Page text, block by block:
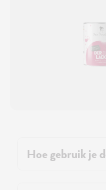
Hoe gebruik je